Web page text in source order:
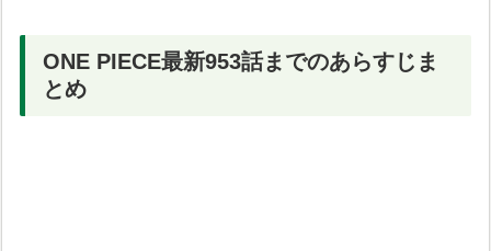
ONE PIECE最新953話までのあらすじま
とめ